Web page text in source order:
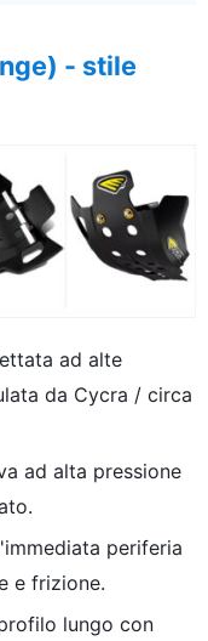
- stile
ad alte
da Cycra / circa
ad alta pressione
periferia
e frizione.
lungo con